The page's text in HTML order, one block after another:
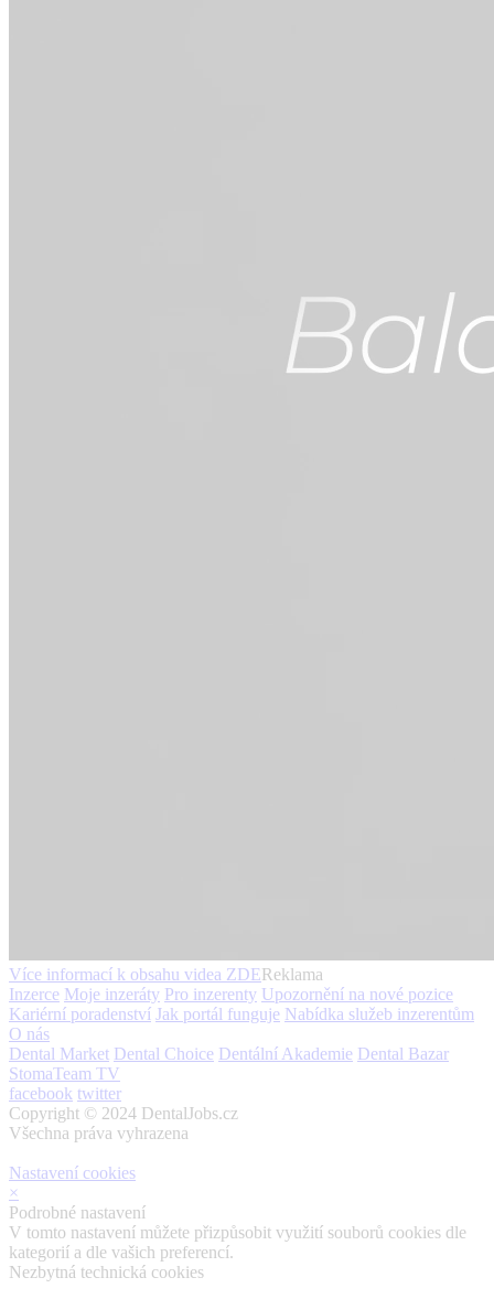
Více informací k obsahu videa ZDEReklama
Inzerce Moje inzeráty Pro inzerenty Upozornění na nové pozice
Kariérní poradenství Jak portál funguje Nabídka služeb inzerentům
O nás
Dental Market Dental Choice Dentální Akademie Dental Bazar
StomaTeam TV
facebook twitter
Copyright © 2024 DentalJobs.cz
Všechna práva vyhrazena
Nastavení cookies
×
Podrobné nastavení
V tomto nastavení můžete přizpůsobit využití souborů cookies dle
kategorií a dle vašich preferencí.
Nezbytná technická cookies